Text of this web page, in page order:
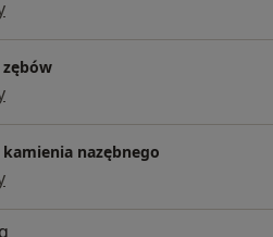
nazębnego